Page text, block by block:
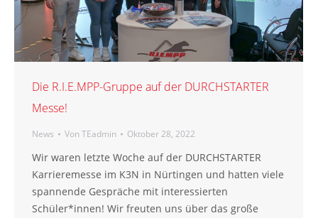
Die R.I.E.MPP-Gruppe auf der DURCHSTARTER
Messe!
News VonTEadmin Oktober 28, 2022
Wir waren letzte Woche auf der DURCHSTARTER
Karrieremesse im K3N in Nürtingen und hatten viele
spannende Gespräche mit interessierten
Schüler*innen! Wir freuten uns über das große